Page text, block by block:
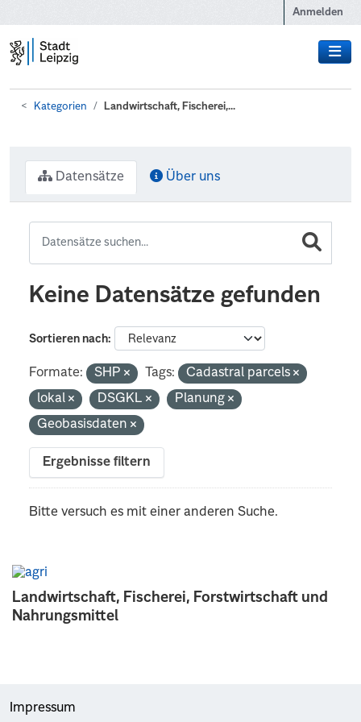
Anmelden
Kategorien Landwirtschaft, Fischerei,...
Landwirtschaft, Fischerei, Forstwirtschaft und
Nahrungsmittel
Datensätze Über uns
Keine Datensätze gefunden
Sortieren nach
Formate: SHP Tags:
Cadastral parcels
lokal
DSGKL
Planung
Geobasisdaten
Ergebnisse filtern
Bitte versuch es mit einer anderen Suche.
Impressum